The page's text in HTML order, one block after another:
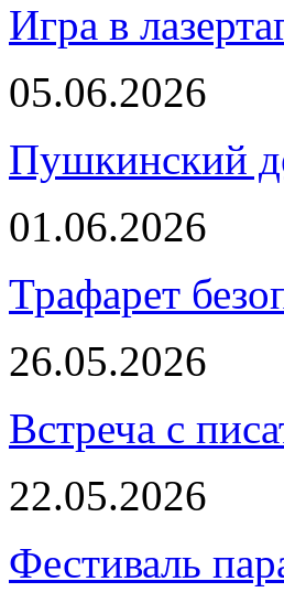
Игра в
05.06.2026
Пушкинский
01.06.2026
Трафарет
26.05.2026
Встреча с
22.05.2026
Фестиваль